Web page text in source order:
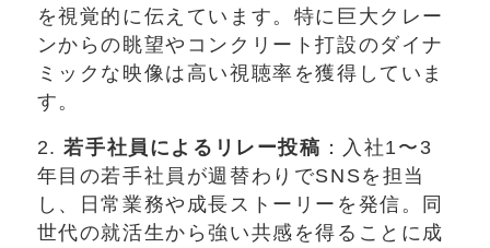
を視覚的に伝えています。特に巨大クレー
ンからの眺望やコンクリート打設のダイナ
ミックな映像は高い視聴率を獲得していま
す。
2.若手社員によるリレー投稿 ：入社1〜3
年目の若手社員が週替わりでSNSを担当
し、日常業務や成長ストーリーを発信。同
世代の就活生から強い共感を得ることに成